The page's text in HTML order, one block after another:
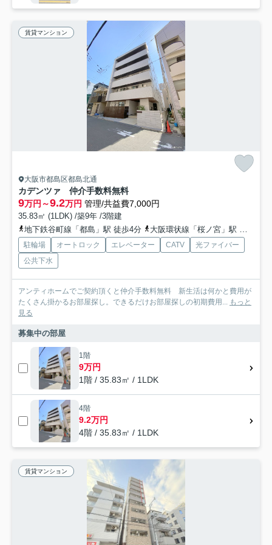
賃貸マンション
大阪市都島区都島北通
カデンツァ 仲介手数料無料
9万円～9.2万円 管理/共益費7,000円
35.83㎡ (1LDK) /築9年 /3階建
地下鉄谷町線「都島」駅 徒歩4分
大阪環状線「桜ノ宮」駅 徒歩14分
駐輪場 オートロック エレベーター CATV
光ファイバー
公共下水
アンティホームでご契約頂くと仲介手数料無料 新生活は何かと費用が
たくさん掛かるお部屋探し。できるだけお部屋探しの初期費用... もっと
見る
募集中の部屋
1階
9万円
1階 / 35.83㎡ / 1LDK
4階
9.2万円
4階 / 35.83㎡ / 1LDK
賃貸マンション